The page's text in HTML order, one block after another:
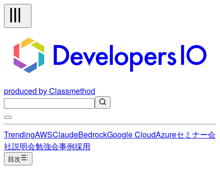
produced by Classmethod
TrendingAWSClaudeBedrockGoogle CloudAzureセミナー会
社説明会勉強会事例採用
目次